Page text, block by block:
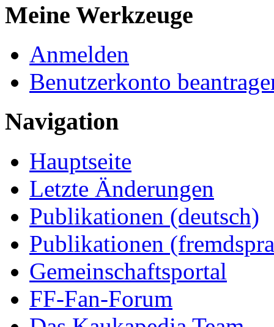
Meine Werkzeuge
Anmelden
Benutzerkonto
Navigation
Hauptseite
Letzte Änderungen
Publikationen (deutsch)
Publikationen
Gemeinschaftsportal
FF-Fan-Forum